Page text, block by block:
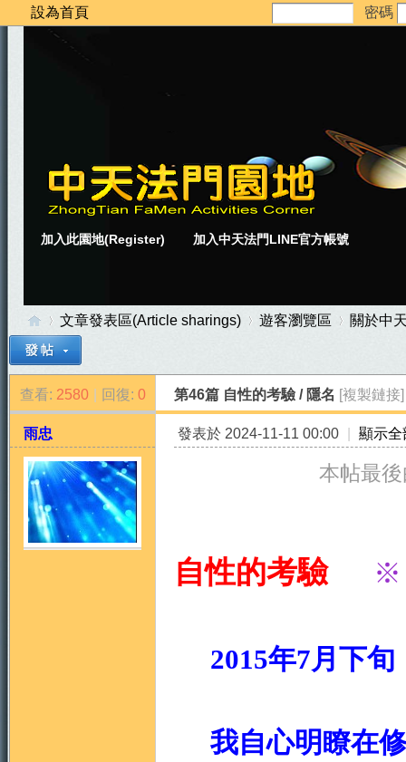
設為首頁 密碼
加入此園地(Register) 加入中天法門LINE官方帳號
中»
文章發表區(Article sharings)
›
遊客瀏覽區
›
關於中
查看: 2580 回復: 0 第46篇 自性的考驗 / 隱名 [複製鏈接]
雨忠 發表於 2024-11-11 00:00 顯示全
本帖最
自性的考驗 ※
2015年7月下
我自心明瞭在修